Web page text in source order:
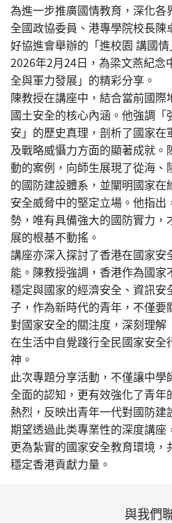
為進一步推廣國情教育，深化各
全國政協委員、港專學院校長
好協進會舉辦的「進校園 講國
2026年2月24日，為梁文燕紀念
全與軍力發展」的精彩分享。
陳教授在講座中，結合當前國際
國土安全的核心內涵。他強調
安」的歷史真理，剖析了國家
及戰略威懾力方面的顯著成就
動的案例，向師生展現了從海
的國防建設體系，並闡明國家
安全威脅中的堅定立場。他指
勢，唯有具備強大的國防實力
展的根基不動搖。
講座亦深入探討了香港在國家
能。陳教授強調，香港作為國
穩定與國家的經濟安全、資訊
子，作為新時代的青年，不僅
對國家安全的關注度，深刻理解
在生活中自覺踐行全民國家安
神。
此次專題分享活動，不僅讓中
全面的認知，更有效強化了青
熱烈，反映出青年一代對國防
期望透過此类專業性的深度講
更為紮實的國家安全教育環境
穩定香港貢獻力量。
與我們